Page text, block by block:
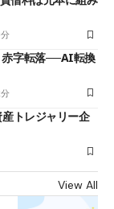
赤字転落──AI転換
トレジャリー企
View All